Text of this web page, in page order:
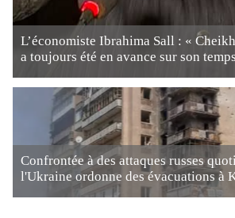
L’économiste Ibrahima Sall : «
a toujours été en avance sur son
Confrontée à des attaques russes
l'Ukraine ordonne des évacuations à